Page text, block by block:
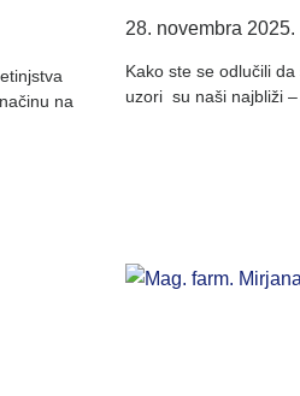
na
28. novembra 2025.
Kako ste se odlučili
uzori su naši najbliži